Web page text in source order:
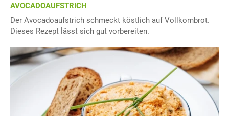
AVOCADOAUFSTRICH
Der Avocadoaufstrich schmeckt köstlich auf Vollkornbrot.
Dieses Rezept lässt sich gut vorbereiten.